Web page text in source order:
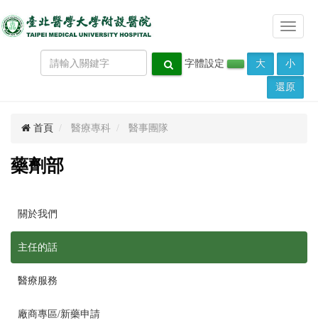
Toggle
字體設定
大 小
還原
首頁 醫療專科 醫事團隊
藥劑部
關於我們
主任的話
醫療服務
廠商專區/新藥申請